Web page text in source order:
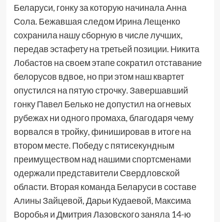
Беларуси, гонку за которую начинала Анна
Сола. Бежавшая следом Ирина Лещенко
сохранила нашу сборную в числе лучших,
передав эстафету на третьей позиции. Никита
Лобастов на своем этапе сократил отставание
белорусов вдвое, но при этом наш квартет
опустился на пятую строчку. Завершавший
гонку Павел Белько не допустил на огневых
рубежах ни одного промаха, благодаря чему
ворвался в тройку, финишировав в итоге на
втором месте. Победу с пятисекундным
преимуществом над нашими спортсменами
одержали представители Свердловской
области. Вторая команда Беларуси в составе
Алины Зайцевой, Дарьи Кудаевой, Максима
Воробья и Дмитрия Лазовского заняла 14-ю